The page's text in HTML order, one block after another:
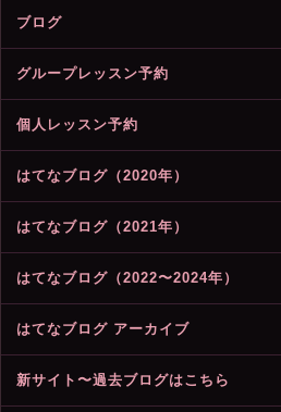
ブログ
グループレッスン予約
個人レッスン予約
はてなブログ（2020年）
はてなブログ（2021年）
はてなブログ（2022〜2024年）
はてなブログ アーカイブ
新サイト〜過去ブログはこちら